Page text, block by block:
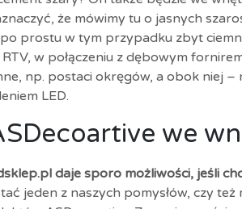
że mówimy tu o jasnych
prostu w tym przypadku zbyt
w połączeniu z dębowym
np. postaci okręgów, a obok niej –
LED.
we
daje sporo możliwości, jeśli
jeden z naszych pomysłów, czy też